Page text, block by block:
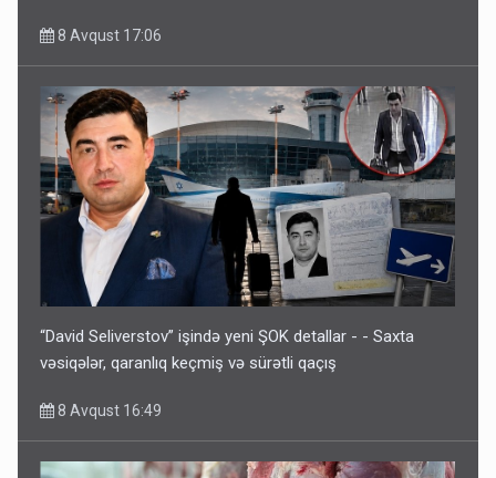
8 Avqust 17:06
“David Seliverstov” işində yeni ŞOK detallar - - Saxta
vəsiqələr, qaranlıq keçmiş və sürətli qaçış
8 Avqust 16:49